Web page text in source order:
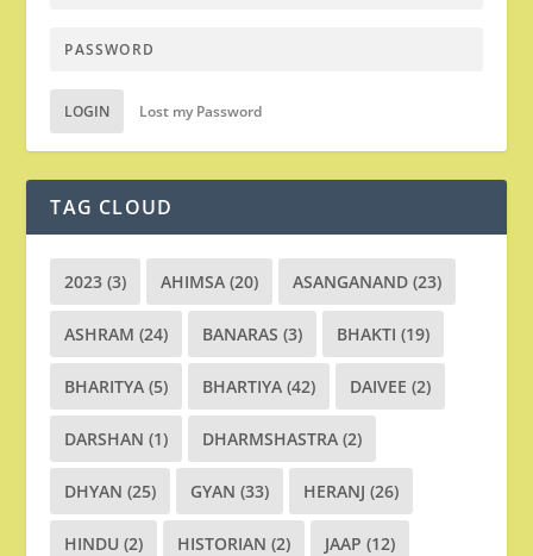
LOGIN Lost my Password
TAG CLOUD
2023 (3) AHIMSA (20) ASANGANAND (23)
ASHRAM (24) BANARAS (3) BHAKTI (19)
BHARITYA (5) BHARTIYA (42) DAIVEE (2)
DARSHAN (1) DHARMSHASTRA (2)
DHYAN (25) GYAN (33) HERANJ (26)
HINDU (2) HISTORIAN (2) JAAP (12)